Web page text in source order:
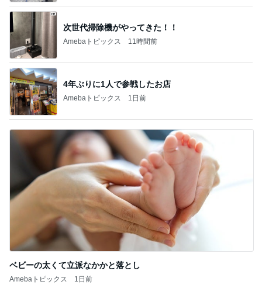
次世代掃除機がやってきた！！
Amebaトピックス 11時間前
4年ぶりに1人で参戦したお店
Amebaトピックス 1日前
ベビーの太くて立派なかかと落とし
Amebaトピックス 1日前